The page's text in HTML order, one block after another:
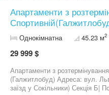
Апартаменти з
Однокімнатна 45.23 м2
29 999 $
Апартаменти з
(Галжитлобуд) Адреса: вул.
заїзд у Сокільники) Секція Б|